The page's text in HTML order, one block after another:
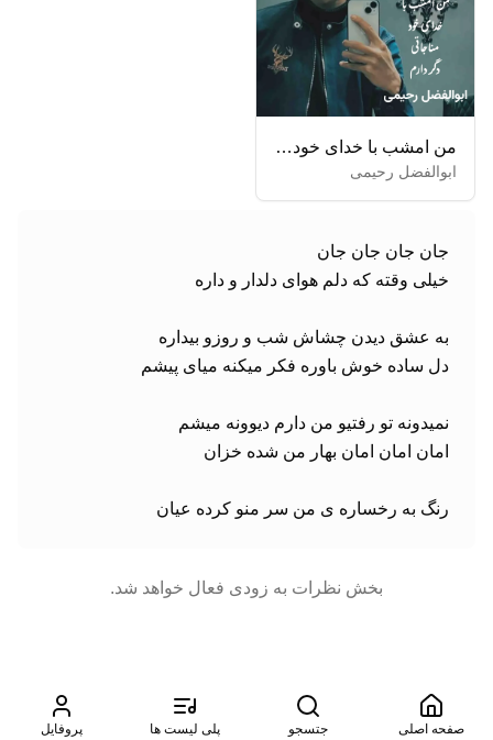
من امشب با خدای خود مناجاتی دگر دارم
ابوالفضل رحیمی
رﻧﮓ ﺑﻪ رﺧﺴﺎره ی ﻣﻦ ﺳﺮ ﻣﻨﻮ ﻛﺮده ﻋﻴﺎن
بخش نظرات به زودی فعال خواهد شد.
صفحه اصلی جتسجو پلی لیست ها پروفایل